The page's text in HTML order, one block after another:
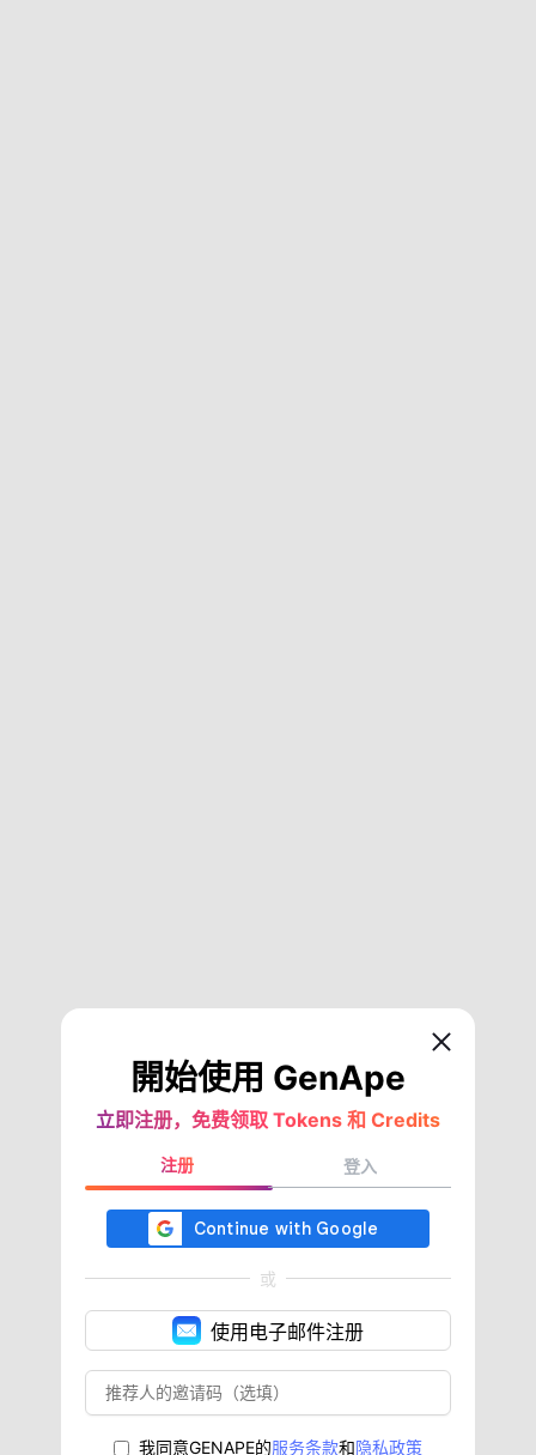
開始使用 GenApe
立即注册，免费领取 Tokens 和 Credits
注册 登入
或
使用电子邮件注册
我同意GENAPE的服务条款和隐私政策